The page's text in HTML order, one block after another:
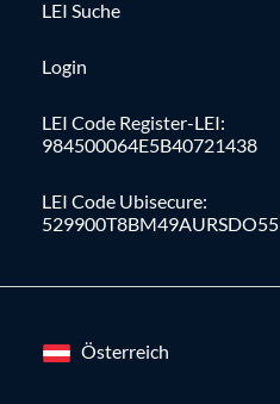
LEI Suche
Login
LEI Code Register-LEI:
984500064E5B40721438
LEI Code Ubisecure:
529900T8BM49AURSDO55
Österreich